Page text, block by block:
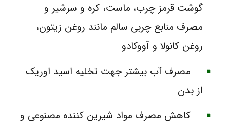
گوشت قرمز چرب، ماست، کره و سرشیر و
مصرف منابع چربی سالم مانند روغن زیتون،
روغن کانولا و آووکادو
مصرف آب بیشتر جهت تخلیه اسید اوریک
از بدن
کاهش مصرف مواد شیرین کننده‌ مصنوعی و